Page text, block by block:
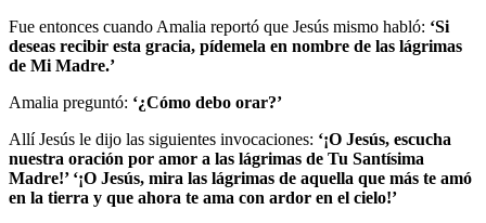
Fue entonces cuando Amalia reportó que Jesús mismo habló: ‘Si
deseas recibir esta gracia, pídemela en nombre de las lágrimas
de Mi Madre.’
Amalia preguntó: ‘¿Cómo debo orar?’
Allí Jesús le dijo las siguientes invocaciones: ‘¡O Jesús, escucha
nuestra oración por amor a las lágrimas de Tu Santísima
Madre!’ ‘¡O Jesús, mira las lágrimas de aquella que más te amó
en la tierra y que ahora te ama con ardor en el cielo!’